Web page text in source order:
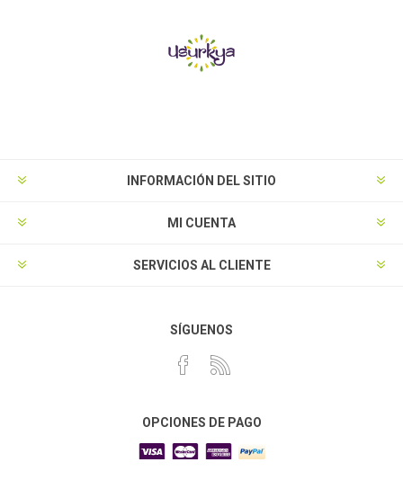
INFORMACIÓN DEL SITIO
MI CUENTA
SERVICIOS AL CLIENTE
SÍGUENOS
OPCIONES DE PAGO